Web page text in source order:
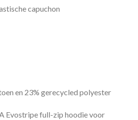
capuchon
en 23% gerecycled polyester
Evostripe full-zip hoodie voor